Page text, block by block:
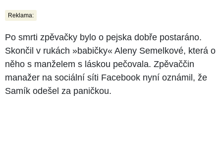
Reklama:
Po smrti zpěvačky bylo o pejska dobře postaráno.
Skončil v rukách »babičky« Aleny Semelkové, která o
něho s manželem s láskou pečovala. Zpěvaččin
manažer na sociální síti Facebook nyní oznámil, že
Samík odešel za paničkou.